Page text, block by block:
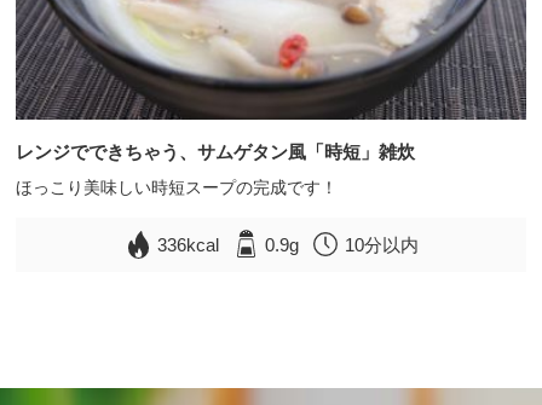
レンジでできちゃう、サムゲタン風「時短」雑炊
ほっこり美味しい時短スープの完成です！
336kcal 0.9g 10分以内